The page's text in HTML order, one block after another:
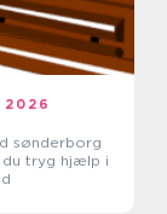
sønderborg
du tryg hjælp i